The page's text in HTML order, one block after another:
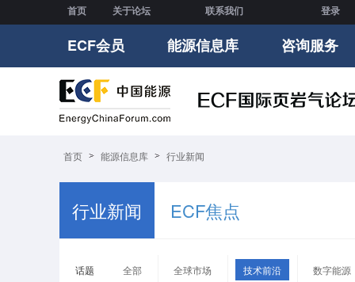
首页 关于论坛 联系我们 登录
ECF会员 能源信息库 咨询服务
首页 能源信息库 行业新闻
行业新闻 ECF焦点
话题 全部 全球市场 技术前沿 数字能源